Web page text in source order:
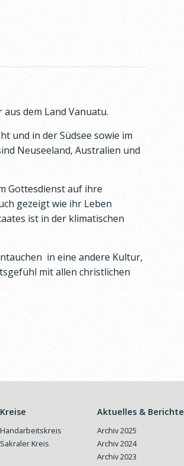
dem Land Vanuatu.
und in der Südsee sowie im
Neuseeland, Australien und
Gottesdienst auf ihre
gezeigt wie ihr Leben
ist in der klimatischen
in eine andere Kultur,
mit allen christlichen
Kreise
Handarbeitskreis
Sakraler Kreis
Aktuelles & Berichte
Archiv 2025
Archiv 2024
Archiv 2023